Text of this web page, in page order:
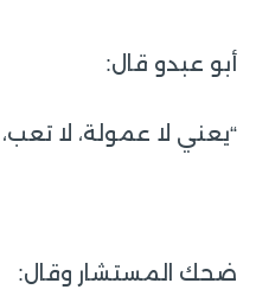
أبو عبدو قال:
“يعني لا عمولة، لا
ضحك المستشار وقال: